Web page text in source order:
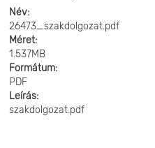
Név:
26473_szakdolgozat.pdf
Méret:
1.537MB
Formátum:
PDF
Leírás:
szakdolgozat.pdf